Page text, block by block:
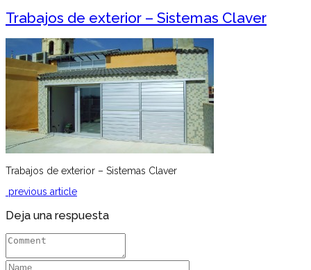
Trabajos de exterior – Sistemas Claver
Trabajos de exterior – Sistemas Claver
previous article
Deja una respuesta